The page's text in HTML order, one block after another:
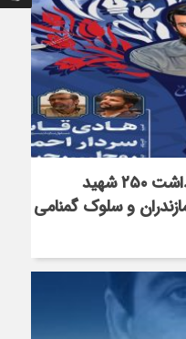
برگزاری پنجمین کنگره گرامی‌داشت ۲۵۰ شهید
و سلوک گمنامی